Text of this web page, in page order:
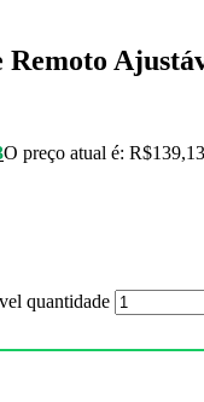
O preço atual é:
quantidade